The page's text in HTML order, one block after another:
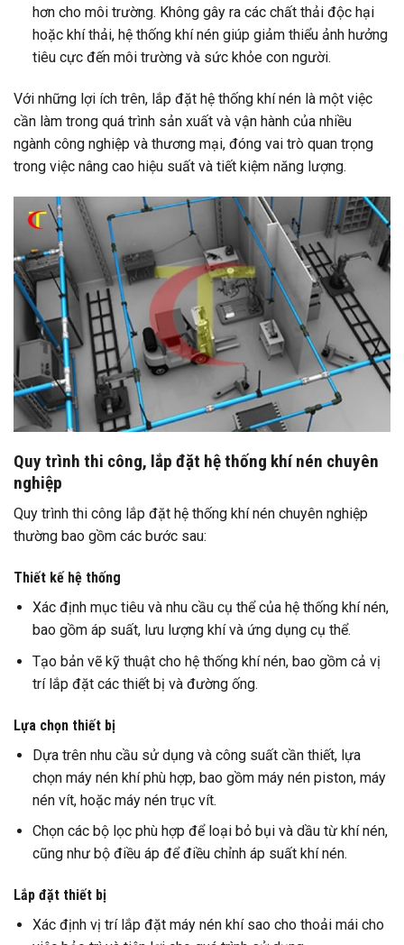
hơn cho môi trường. Không gây ra các chất thải độc hại
hoặc khí thải, hệ thống khí nén giúp giảm thiểu ảnh hưởng
tiêu cực đến môi trường và sức khỏe con người.
Với những lợi ích trên, lắp đặt hệ thống khí nén là một việc
cần làm trong quá trình sản xuất và vận hành của nhiều
ngành công nghiệp và thương mại, đóng vai trò quan trọng
trong việc nâng cao hiệu suất và tiết kiệm năng lượng.
Quy trình thi công, lắp đặt hệ thống khí nén chuyên
nghiệp
Quy trình thi công lắp đặt hệ thống khí nén chuyên nghiệp
thường bao gồm các bước sau:
Thiết kế hệ thống
Xác định mục tiêu và nhu cầu cụ thể của hệ thống khí nén,
bao gồm áp suất, lưu lượng khí và ứng dụng cụ thể.
Tạo bản vẽ kỹ thuật cho hệ thống khí nén, bao gồm cả vị
trí lắp đặt các thiết bị và đường ống.
Lựa chọn thiết bị
Dựa trên nhu cầu sử dụng và công suất cần thiết, lựa
chọn máy nén khí phù hợp, bao gồm máy nén piston, máy
nén vít, hoặc máy nén trục vít.
Chọn các bộ lọc phù hợp để loại bỏ bụi và dầu từ khí nén,
cũng như bộ điều áp để điều chỉnh áp suất khí nén.
Lắp đặt thiết bị
Xác định vị trí lắp đặt máy nén khí sao cho thoải mái cho